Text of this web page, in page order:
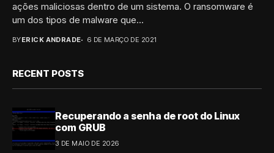
ações maliciosas dentro de um sistema. O ransomware é
um dos tipos de malware que...
BYERICK ANDRADE 6 DE MARÇO DE 2021
RECENT POSTS
Recuperando a senha de root do Linux
com GRUB
3 DE MAIO DE 2026